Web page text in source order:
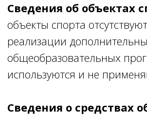
Сведения об объектах
объекты спорта
реализации
общеобразовательных
используются и не
Сведения о средствах